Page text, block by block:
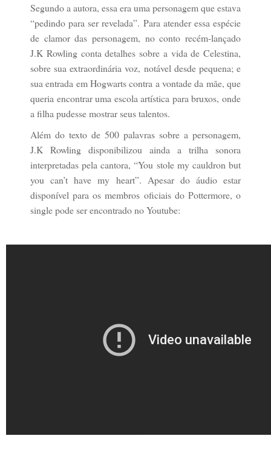
Segundo a autora, essa era uma personagem que estava
“pedindo para ser revelada”. Para atender essa espécie
de clamor das personagem, no conto recém-lançado
J.K Rowling conta detalhes sobre a vida de Celestina,
sobre sua extraordinária voz, notável desde pequena; e
sua entrada em Hogwarts contra a vontade da mãe, que
queria encontrar uma escola artística para bruxos, onde
a filha pudesse mostrar seus talentos.
Além do texto de 500 palavras sobre a personagem,
J.K Rowling disponibilizou ainda a trilha sonora
interpretadas pela cantora, “You stole my cauldron but
you can’t have my heart”. Apesar do áudio estar
disponível para os membros oficiais do Pottermore, o
single pode ser encontrado no Youtube: